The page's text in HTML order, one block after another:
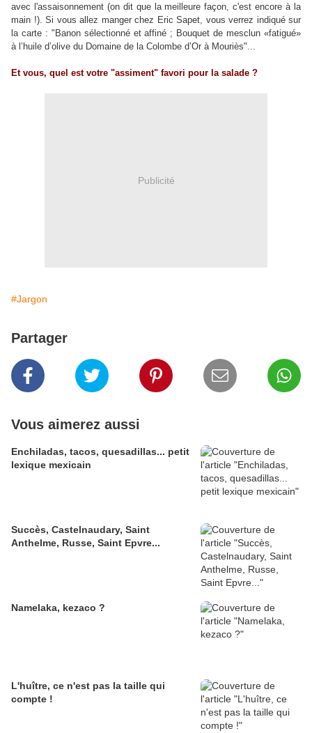
avec l'assaisonnement (on dit que la meilleure façon, c'est encore à la
main !). Si vous allez manger chez Eric Sapet, vous verrez indiqué sur
la carte : "Banon sélectionné et affiné ; Bouquet de mesclun «fatigué»
à l’huile d’olive du Domaine de la Colombe d’Or à Mouriès"...
Et vous, quel est votre "assiment" favori pour la salade ?
Publicité
#Jargon
Partager
Vous aimerez aussi
Enchiladas, tacos, quesadillas... petit
lexique mexicain
Succès, Castelnaudary, Saint
Anthelme, Russe, Saint Epvre...
Namelaka, kezaco ?
L'huître, ce n'est pas la taille qui
compte !